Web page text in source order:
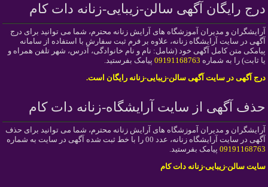
درج رایگان آگهی سالن-زیبایی-زنانه دات کام
آرایشگران و مدیران آموزشگاه های آرایش زنانه محترم، شما می توانید برای درج
آگهی در سایت آرایشگاه زنانه، علاوه بر فرم ثبت سفارش با استفاده از سامانه
پیامکی متن کامل آگهی خود (شامل: نام و نام خانوادگی، آدرس، شهر تلفن همراه و
یا ثابت) را به شماره 09191168763 پیامک بفرستید.
درج آگهی در سایت آگهی سالن-زیبایی-زنانه رایگان است.
حذف آگهی از سایت آرایشگاه-زنانه دات کام
آرایشگران و مدیران آموزشگاه های آرایش زنانه محترم، شما می توانید برای حذف
آگهی در سایت آرایشگاه زنانه، عدد 00 را با خط ثبت شده آگهی در سایت به شماره
09191168763 پیامک بفرستید.
سایت سالن-زیبایی-زنانه دات کام